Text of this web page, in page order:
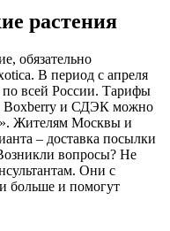
растения
обязательно
В период с апреля
всей России. Тарифы
Boxberry и СДЭК можно
Жителям Москвы и
– доставка посылки
вопросы? Не
Они с
больше и помогут